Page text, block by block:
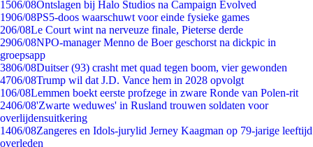
1506/08Ontslagen bij Halo Studios na Campaign Evolved
1906/08PS5-doos waarschuwt voor einde fysieke games
206/08Le Court wint na nerveuze finale, Pieterse derde
2906/08NPO-manager Menno de Boer geschorst na dickpic in
groepsapp
3806/08Duitser (93) crasht met quad tegen boom, vier gewonden
4706/08Trump wil dat J.D. Vance hem in 2028 opvolgt
106/08Lemmen boekt eerste profzege in zware Ronde van Polen-rit
2406/08'Zwarte weduwes' in Rusland trouwen soldaten voor
overlijdensuitkering
1406/08Zangeres en Idols-jurylid Jerney Kaagman op 79-jarige leeftijd
overleden